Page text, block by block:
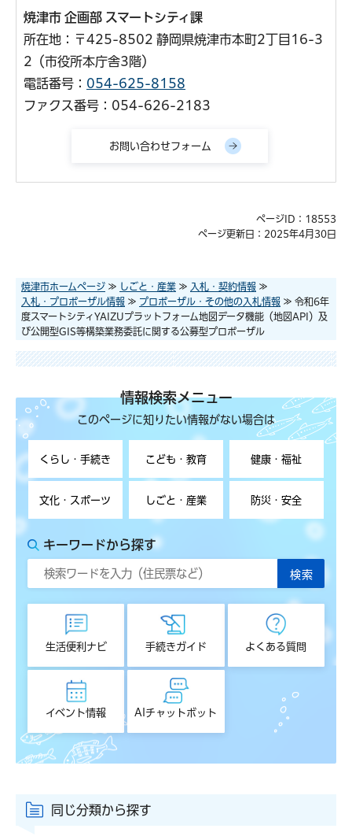
焼津市 企画部 スマートシティ課
所在地：〒425-8502 静岡県焼津市本町2丁目16-3
2（市役所本庁舎3階）
電話番号： 054-625-8158
ファクス番号：054-626-2183
ページID：18553
ページ更新日：2025年4月30日
焼津市ホームページ ≫ しごと・産業 ≫ 入札・契約情報 ≫
入札・プロポーザル情報 ≫ プロポーザル・その他の入札情報 ≫ 令和6年
度スマートシティYAIZUプラットフォーム地図データ機能（地図API）及
び公開型GIS等構築業務委託に関する公募型プロポーザル
情報検索メニュー
このページに知りたい情報がない場合は
くらし・手続き こども・教育 健康・福祉
文化・スポーツ しごと・産業 防災・安全
キーワードから探す
生活便利ナビ 手続きガイド よくある質問
イベント情報 AIチャットボット
同じ分類から探す